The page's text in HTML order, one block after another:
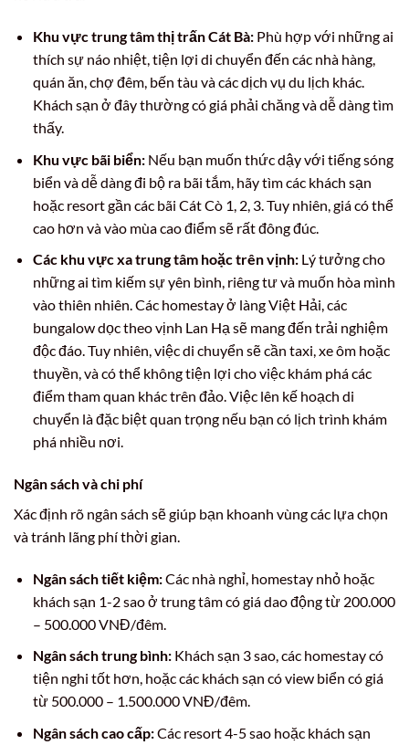
Khu vực trung tâm thị trấn Cát Bà:Phù hợp với những ai
thích sự náo nhiệt, tiện lợi di chuyển đến các nhà hàng,
quán ăn, chợ đêm, bến tàu và các dịch vụ du lịch khác.
Khách sạn ở đây thường có giá phải chăng và dễ dàng tìm
thấy.
Khu vực bãi biển:Nếu bạn muốn thức dậy với tiếng sóng
biển và dễ dàng đi bộ ra bãi tắm, hãy tìm các khách sạn
hoặc resort gần các bãi Cát Cò 1, 2, 3. Tuy nhiên, giá có thể
cao hơn và vào mùa cao điểm sẽ rất đông đúc.
Các khu vực xa trung tâm hoặc trên vịnh:Lý tưởng cho
những ai tìm kiếm sự yên bình, riêng tư và muốn hòa mình
vào thiên nhiên. Các homestay ở làng Việt Hải, các
bungalow dọc theo vịnh Lan Hạ sẽ mang đến trải nghiệm
độc đáo. Tuy nhiên, việc di chuyển sẽ cần taxi, xe ôm hoặc
thuyền, và có thể không tiện lợi cho việc khám phá các
điểm tham quan khác trên đảo. Việc lên kế hoạch di
chuyển là đặc biệt quan trọng nếu bạn có lịch trình khám
phá nhiều nơi.
Ngân sách và chi phí
Xác định rõ ngân sách sẽ giúp bạn khoanh vùng các lựa chọn
và tránh lãng phí thời gian.
Ngân sách tiết kiệm:Các nhà nghỉ, homestay nhỏ hoặc
khách sạn 1-2 sao ở trung tâm có giá dao động từ 200.000
– 500.000 VNĐ/đêm.
Ngân sách trung bình:Khách sạn 3 sao, các homestay có
tiện nghi tốt hơn, hoặc các khách sạn có view biển có giá
từ 500.000 – 1.500.000 VNĐ/đêm.
Ngân sách cao cấp:Các resort 4-5 sao hoặc khách sạn